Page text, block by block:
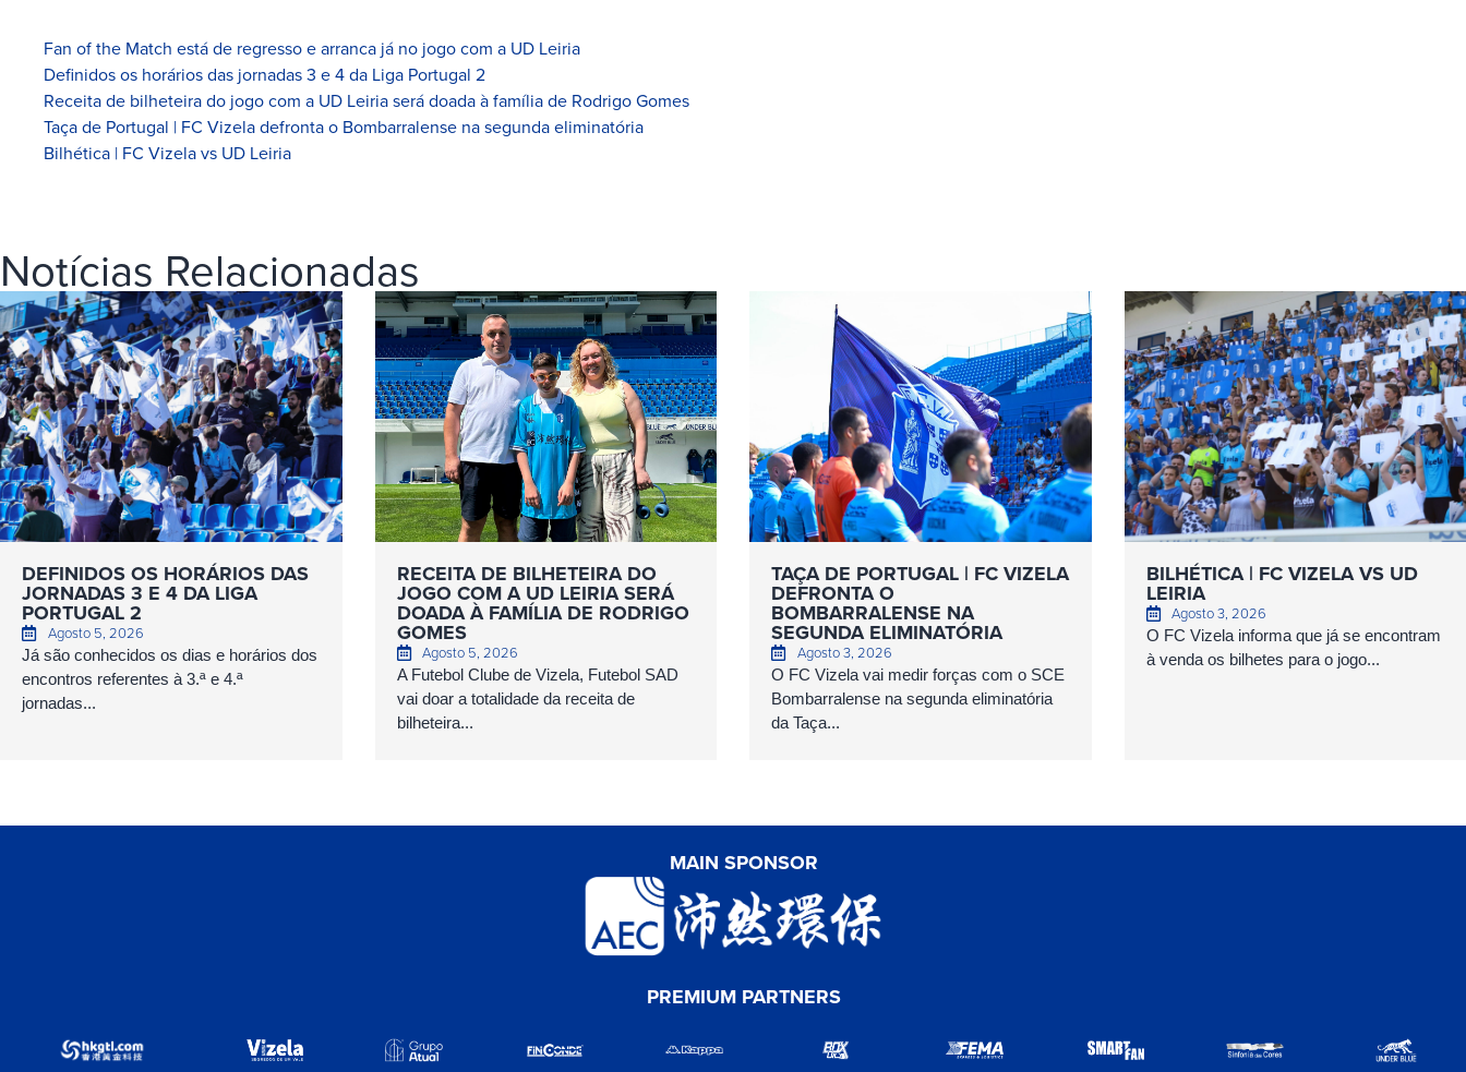
Fan of the Match está de regresso e arranca já no jogo com a UD Leiria
Definidos os horários das jornadas 3 e 4 da Liga Portugal 2
Receita de bilheteira do jogo com a UD Leiria será doada à família de Rodrigo Gomes
Taça de Portugal | FC Vizela defronta o Bombarralense na segunda eliminatória
Bilhética | FC Vizela vs UD Leiria
Notícias Relacionadas
DEFINIDOS OS HORÁRIOS DAS
JORNADAS 3 E 4 DA LIGA
PORTUGAL 2
Agosto 5, 2026
Já são conhecidos os dias e horários dos
encontros referentes à 3.ª e 4.ª
jornadas...
RECEITA DE BILHETEIRA DO
JOGO COM A UD LEIRIA SERÁ
DOADA À FAMÍLIA DE RODRIGO
GOMES
Agosto 5, 2026
A Futebol Clube de Vizela, Futebol SAD
vai doar a totalidade da receita de
bilheteira...
TAÇA DE PORTUGAL | FC VIZELA
DEFRONTA O
BOMBARRALENSE NA
SEGUNDA ELIMINATÓRIA
Agosto 3, 2026
O FC Vizela vai medir forças com o SCE
Bombarralense na segunda eliminatória
da Taça...
BILHÉTICA | FC VIZELA VS UD
LEIRIA
Agosto 3, 2026
O FC Vizela informa que já se encontram
à venda os bilhetes para o jogo...
MAIN SPONSOR
PREMIUM PARTNERS